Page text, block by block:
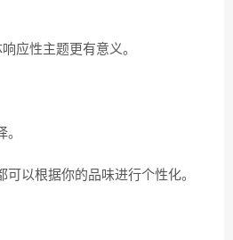
应性主题更有意义。
以根据你的品味进行个性化。